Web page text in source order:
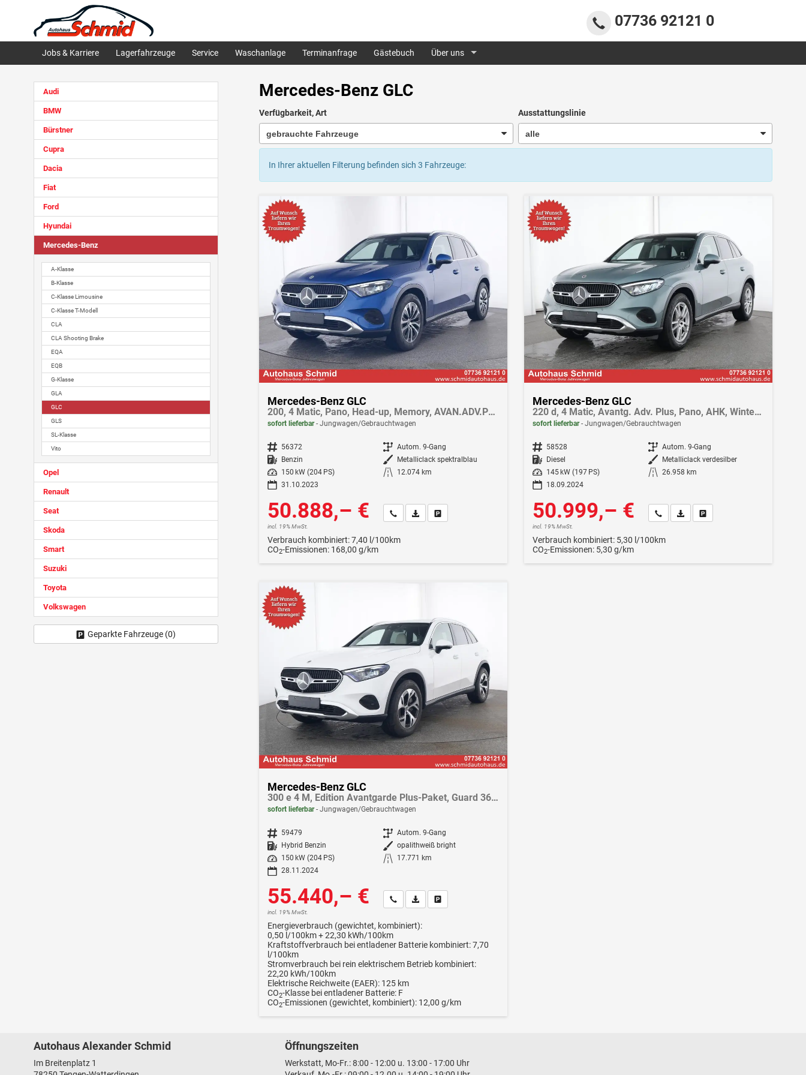
07736 92121 0
Jobs & Karriere Lagerfahrzeuge Service Waschanlage Terminanfrage Gästebuch Über uns
Mercedes-Benz GLC
Verfügbarkeit, Art Ausstattungslinie
In Ihrer aktuellen Filterung befinden sich 3 Fahrzeuge:
Mercedes-Benz GLC
200, 4 Matic, Pano, Head-up, Memory, AVAN.ADV.PLUS, AHK, Fahrassistenz-Pak. Plus, 360 Kamera
sofort lieferbar Jungwagen/Gebrauchtwagen
Fahrzeugnr. 56372 Getriebe Autom. 9-Gang
Kraftstoff Benzin Außenfarbe Metalliclack spektralblau
Leistung
150 kW (204 PS) Kilometerstand
12.074 km
31.10.2023
50.888,– €
incl. 19% MwSt.
Wir rufen Sie an
Fahrzeugexposé (PDF)
Fahrzeug parken
Verbrauch kombiniert:7,40 l/100km
CO2-Emissionen: 168,00 g/km
Mercedes-Benz GLC
220 d, 4 Matic, Avantg. Adv. Plus, Pano, AHK, Winter-Paket, Kam., LED, Memory
sofort lieferbar Jungwagen/Gebrauchtwagen
Fahrzeugnr. 58528 Getriebe Autom. 9-Gang
Kraftstoff Diesel Außenfarbe Metalliclack verdesilber
Leistung
145 kW (197 PS) Kilometerstand 26.958 km
18.09.2024
50.999,– €
incl. 19% MwSt.
Wir rufen Sie an
Fahrzeugexposé (PDF)
Fahrzeug parken
Verbrauch kombiniert: 5,30 l/100km
CO2-Emissionen: 5,30 g/km
Mercedes-Benz GLC
300 e 4 M, Edition Avantgarde Plus-Paket, Guard 360 Fahrzeugschutz Plus, Fahrassistenz-Pa. Digital Light, Kamera, SHZ vo. und hinten, HANDS-FREE ACCESS, Memory, Distronic,
sofort lieferbar Jungwagen/Gebrauchtwagen
Fahrzeugnr. 59479 Getriebe Autom. 9-Gang
Kraftstoff
Hybrid Benzin Außenfarbe opalithweiß bright
Leistung
150 kW (204 PS) Kilometerstand
17.771 km
28.11.2024
55.440,– €
incl. 19% MwSt.
Wir rufen Sie an
Fahrzeugexposé (PDF)
Fahrzeug parken
Energieverbrauch (gewichtet, kombiniert):
0,50 l/100km + 22,30 kWh/100km
Kraftstoffverbrauch bei entladener Batterie kombiniert:7,70
l/100km
Stromverbrauch bei rein elektrischem Betrieb kombiniert:
22,20 kWh/100km
Elektrische Reichweite (EAER): 125 km
CO2-Klasse bei entladener Batterie: F
CO2-Emissionen (gewichtet, kombiniert): 12,00 g/km
Audi
BMW
Bürstner
Cupra
Dacia
Fiat
Ford
Hyundai
Mercedes-Benz
A-Klasse
B-Klasse
C-Klasse Limousine
C-Klasse T-Modell
CLA
CLA Shooting Brake
EQA
EQB
G-Klasse
GLA
GLC
GLS
SL-Klasse
Vito
Opel
Renault
Seat
Skoda
Smart
Suzuki
Toyota
Volkswagen
Geparkte Fahrzeuge (0)
Autohaus Alexander Schmid
Im Breitenplatz 1
Öffnungszeiten
Werkstatt, Mo-Fr.: 8:00 - 12:00 u. 13:00 - 17:00 Uhr